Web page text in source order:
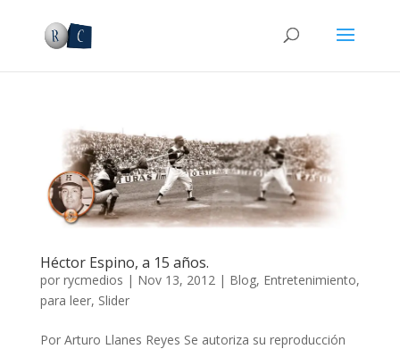
Héctor Espino, a 15 años.
por rycmedios | Nov 13, 2012 | Blog, Entretenimiento,
para leer, Slider
Por Arturo Llanes Reyes Se autoriza su reproducción